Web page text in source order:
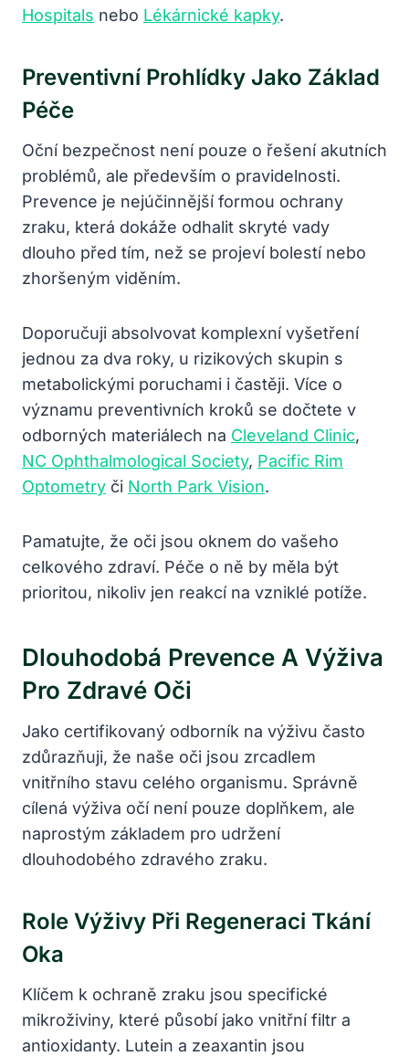
Hospitals nebo Lékárnické kapky.
Preventivní Prohlídky Jako Základ
Péče
Oční bezpečnost není pouze o řešení akutních
problémů, ale především o pravidelnosti.
Prevence je nejúčinnější formou ochrany
zraku, která dokáže odhalit skryté vady
dlouho před tím, než se projeví bolestí nebo
zhoršeným viděním.
Doporučuji absolvovat komplexní vyšetření
jednou za dva roky, u rizikových skupin s
metabolickými poruchami i častěji. Více o
významu preventivních kroků se dočtete v
odborných materiálech na Cleveland Clinic,
NC Ophthalmological Society, Pacific Rim
Optometry či North Park Vision.
Pamatujte, že oči jsou oknem do vašeho
celkového zdraví. Péče o ně by měla být
prioritou, nikoliv jen reakcí na vzniklé potíže.
Dlouhodobá Prevence A Výživa
Pro Zdravé Oči
Jako certifikovaný odborník na výživu často
zdůrazňuji, že naše oči jsou zrcadlem
vnitřního stavu celého organismu. Správně
cílená výživa očí není pouze doplňkem, ale
naprostým základem pro udržení
dlouhodobého zdravého zraku.
Role Výživy Při Regeneraci Tkání
Oka
Klíčem k ochraně zraku jsou specifické
mikroživiny, které působí jako vnitřní filtr a
antioxidanty. Lutein a zeaxantin jsou